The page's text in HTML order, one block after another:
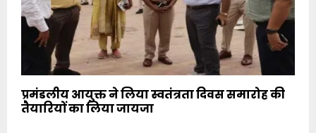
प्रमंडलीय आयुक्त ने लिया स्वतंत्रता दिवस समारोह की
तैयारियों का लिया जायजा